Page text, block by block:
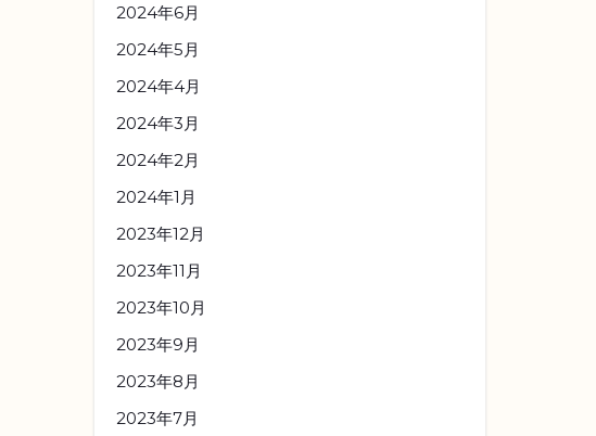
2024年6月
2024年5月
2024年4月
2024年3月
2024年2月
2024年1月
2023年12月
2023年11月
2023年10月
2023年9月
2023年8月
2023年7月